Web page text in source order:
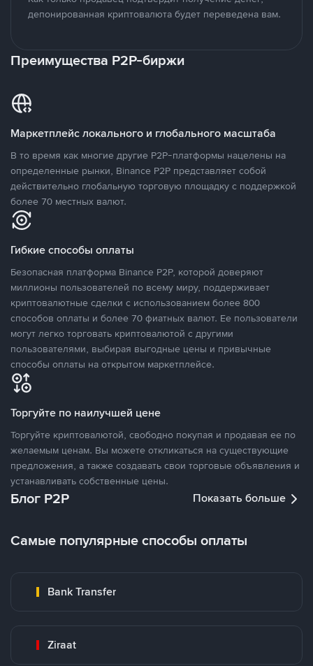
депонированная криптовалюта будет переведена вам.
Преимущества P2P-биржи
Маркетплейс локального и глобального масштаба
В то время как многие другие P2P-платформы нацелены на
определенные рынки, Binance P2P представляет собой
действительно глобальную торговую площадку с поддержкой
более 70 местных валют.
Гибкие способы оплаты
Безопасная платформа Binance P2P, которой доверяют
миллионы пользователей по всему миру, поддерживает
криптовалютные сделки с использованием более 800
способов оплаты и более 70 фиатных валют. Ее пользователи
могут легко торговать криптовалютой с другими
пользователями, выбирая выгодные цены и привычные
способы оплаты на открытом маркетплейсе.
Торгуйте по наилучшей цене
Торгуйте криптовалютой, свободно покупая и продавая ее по
желаемым ценам. Вы можете откликаться на существующие
предложения, а также создавать свои торговые объявления и
устанавливать собственные цены.
Блог P2P Показать больше
Самые популярные способы оплаты
Bank Transfer
Ziraat